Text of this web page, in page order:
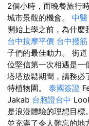
2個小時，而晚餐旅行
城市景觀的機會。 中
開始上學之前，為什麼
台中按摩平價 台中撥筋
子們的最佳動力。 街
位堅信第一次相遇是一
塔塔放鬆期間，請務必
特植物園。 泰國簽證
Jakab 台胞證台中
是浪漫體驗的理想目標
並充滿了令人難忘的